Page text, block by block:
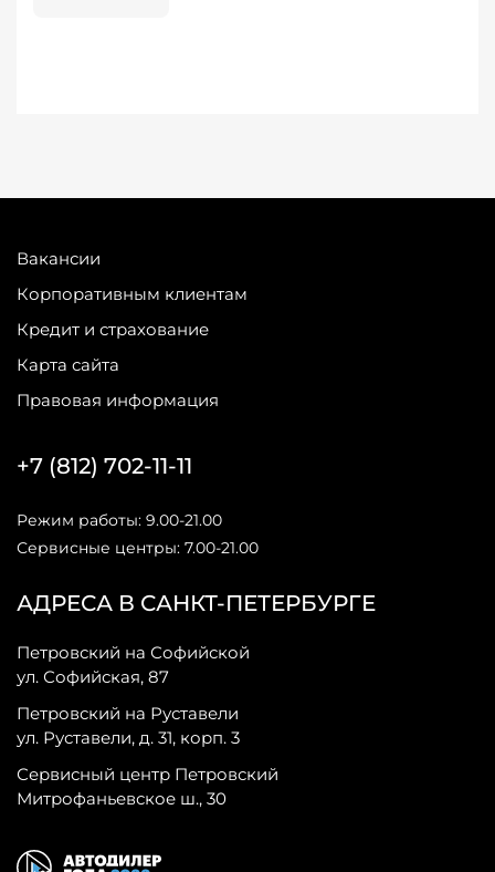
Вакансии
Корпоративным клиентам
Кредит и страхование
Карта сайта
Правовая информация
АДРЕСА В САНКТ-ПЕТЕРБУРГЕ
Петровский на Софийской
ул. Софийская, 87
Петровский на Руставели
ул. Руставели, д. 31, корп. 3
Сервисный центр Петровский
Митрофаньевское ш., 30
+7 (812) 702-11-11
Режим работы: 9.00-21.00
Сервисные центры: 7.00-21.00